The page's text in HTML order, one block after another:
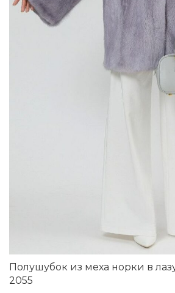
Полушубок из меха норки в
2055